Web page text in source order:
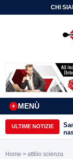
CHI
MENÙ
+
ULTIME NOTIZIE
Home > attilio scienza